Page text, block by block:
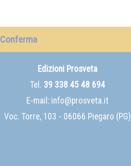
Conferma
Edizioni Prosveta
Tel. 39 338 45 48 694
E-mail: info@prosveta.it
Voc. Torre, 103 - 06066 Piegaro (PG)